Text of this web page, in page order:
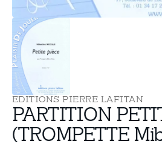
EDITIONS PIERRE LAFITAN
PARTITION
(TROMPETTE